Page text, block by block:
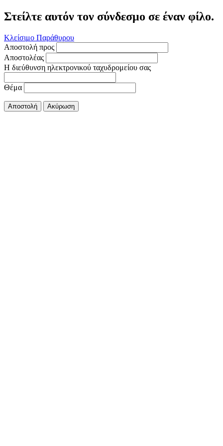
Στείλτε αυτόν τον σύνδεσμο σε έναν φίλο.
Κλείσιμο Παράθυρου
Αποστολή προς
Αποστολέας
Η διεύθυνση ηλεκτρονικού ταχυδρομείου σας
Θέμα
Αποστολή Ακύρωση